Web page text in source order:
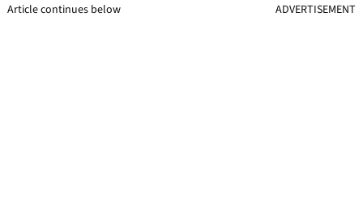
Article continues below ADVERTISEMENT